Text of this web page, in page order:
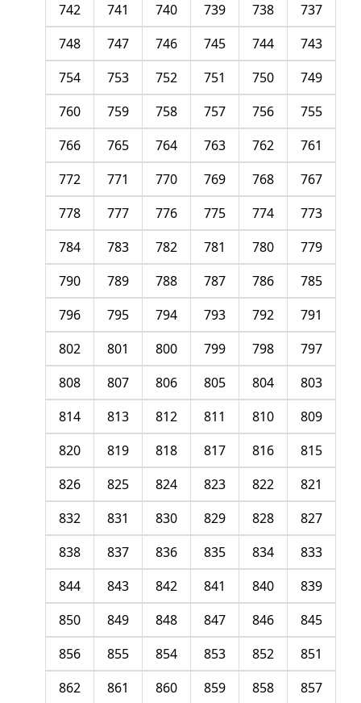
737
738
739
740
741
742
743
744
745
746
747
748
749
750
751
752
753
754
755
756
757
758
759
760
761
762
763
764
765
766
767
768
769
770
771
772
773
774
775
776
777
778
779
780
781
782
783
784
785
786
787
788
789
790
791
792
793
794
795
796
797
798
799
800
801
802
803
804
805
806
807
808
809
810
811
812
813
814
815
816
817
818
819
820
821
822
823
824
825
826
827
828
829
830
831
832
833
834
835
836
837
838
839
840
841
842
843
844
845
846
847
848
849
850
851
852
853
854
855
856
857
858
859
860
861
862